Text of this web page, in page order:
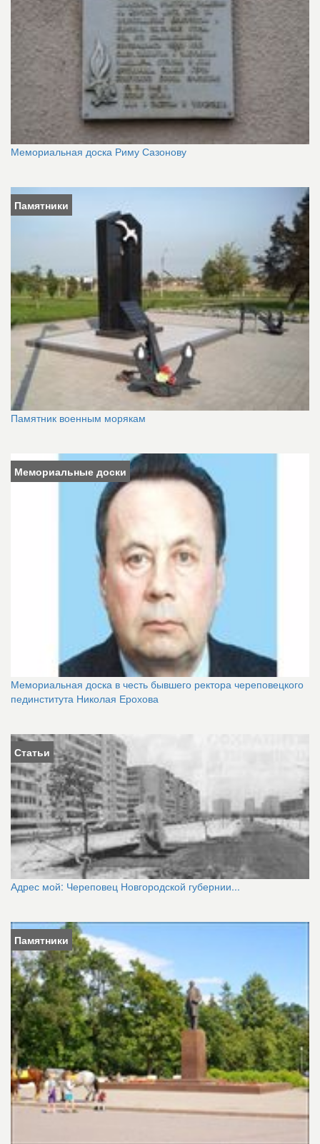
Мемориальная доска Риму Сазонову
Памятники
Памятник военным морякам
Мемориальные доски
Мемориальная доска в честь бывшего ректора череповецкого
пединститута Николая Ерохова
Статьи
Адрес мой: Череповец Новгородской губернии...
Памятники